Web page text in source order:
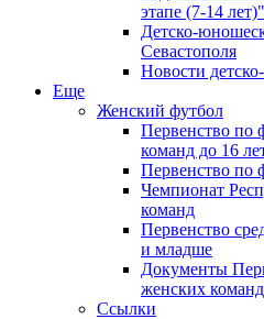
этапе (7-14 лет)"
Детско-
Севастополя
Новости
Еще
Женский футбол
Первенство по
команд до 16
Первенство по
Чемпионат
команд
Первенство
и младше
Документы
женских команд
Ссылки